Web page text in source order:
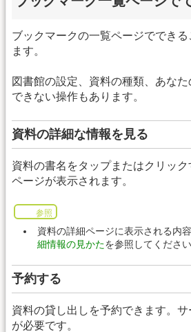
ブックマークの一覧ページででき
ます。
図書館の設定、資料の種類、あなた
できない操作もあります。
資料の詳細な情報を見る
資料の書名をタップまたはクリッ
ページが表示されます。
参照
資料の詳細ページに表示される内
細情報の見かたを参照してください
予約する
資料の貸し出しを予約できます。
が必要です。